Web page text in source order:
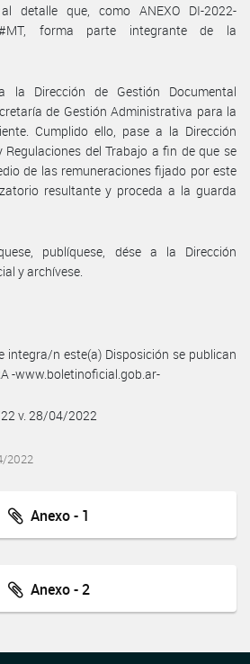
detalle que, como ANEXO DI-2022-
forma parte integrante de la
la Dirección de Gestión Documental
de Gestión Administrativa para la
Cumplido ello, pase a la Dirección
Regulaciones del Trabajo a fin de que se
de las remuneraciones fijado por este
resultante y proceda a la guarda
publíquese, dése a la Dirección
y archívese.
integra/n este(a) Disposición se publican
-www.boletinoficial.gob.ar-
v. 28/04/2022
2022
Anexo - 1
Anexo - 2